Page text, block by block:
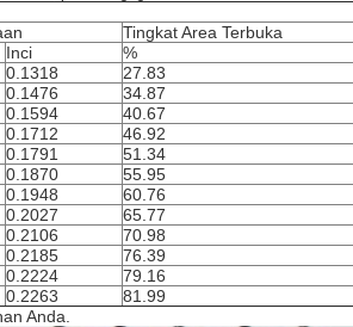
Tingkat Area Terbuka
Inci
%
0.1318
27.83
0.1476
34.87
0.1594
40.67
0.1712
46.92
0.1791
51.34
0.1870
55.95
0.1948
60.76
0.2027
65.77
0.2106
70.98
0.2185
76.39
0.2224
79.16
0.2263
81.99
Anda.